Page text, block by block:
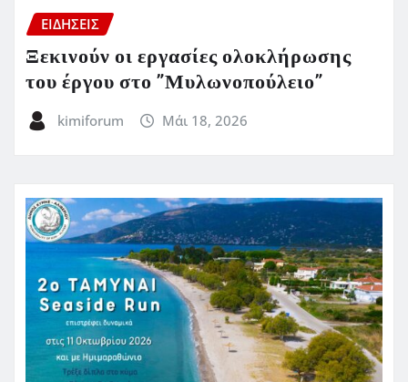
ΕΙΔΗΣΕΙΣ
Ξεκινούν οι εργασίες ολοκλήρωσης
του έργου στο ”Μυλωνοπούλειο”
kimiforum Μάι 18, 2026